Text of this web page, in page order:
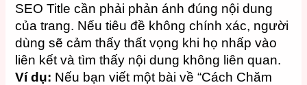
SEO Title cần phải phản ánh đúng nội dung
của trang. Nếu tiêu đề không chính xác, người
dùng sẽ cảm thấy thất vọng khi họ nhấp vào
liên kết và tìm thấy nội dung không liên quan.
Ví dụ: Nếu bạn viết một bài về “Cách Chăm